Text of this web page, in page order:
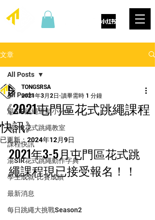
文章
All Posts
湯SIR跳繩運動小分享
湯SIR花式跳繩教室
課程快訊
湯SIR花式跳繩動作字典
學生成就-比賽成績
最新消息
每日跳繩大挑戰Season2
All Posts
《2021屯門區花式跳繩課程
快訊》
TONGSRSA
2021年3月2日 讀畢需時 1 分鐘
已更新： 2024年12月9日
2021年3-5月屯門區花式跳
繩課程現已接受報名！！